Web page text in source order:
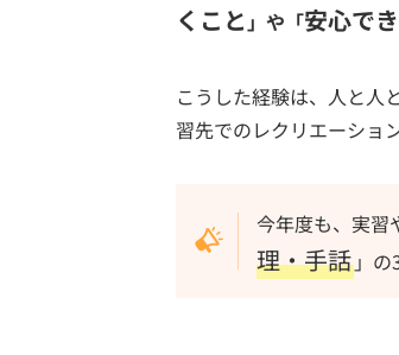
くこと」や「安心で
こうした経験は、人と人
習先でのレクリエーショ
今年度も、実習
理・手話 」